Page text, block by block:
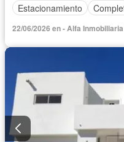
Estacionamiento
22/06/2026 en - Alfa